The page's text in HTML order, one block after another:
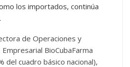
los importados, continúa
de Operaciones y
BioCubaFarma
del cuadro básico nacional),